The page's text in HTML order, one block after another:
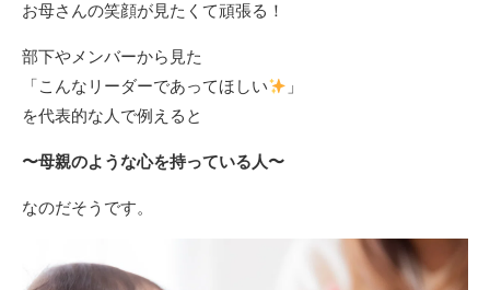
お母さんの笑顔が見たくて頑張る！
部下やメンバーから見た
「こんなリーダーであってほしい
」
を代表的な人で例えると
〜母親のような心を持っている人〜
なのだそうです。